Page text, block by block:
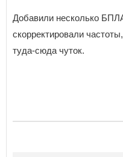
Добавили несколько
скорректировали
туда-сюда чуток.